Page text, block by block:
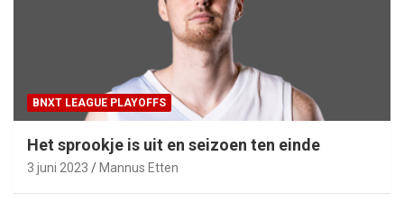
BNXT LEAGUE PLAYOFFS
Het sprookje is uit en seizoen ten einde
3 juni 2023 Mannus Etten